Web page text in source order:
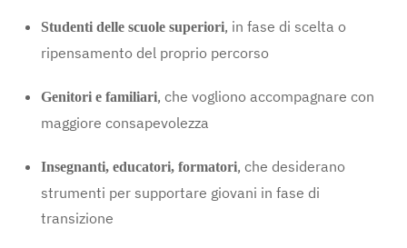
Studenti delle scuole superiori, in fase di scelta o
ripensamento del proprio percorso
Genitori e familiari, che vogliono accompagnare con
maggiore consapevolezza
Insegnanti, educatori, formatori, che desiderano
strumenti per supportare giovani in fase di
transizione